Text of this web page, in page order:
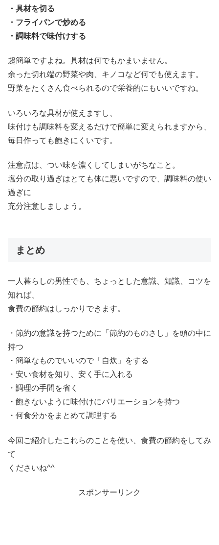
・具材を切る
・フライパンで炒める
・調味料で味付けする
超簡単ですよね。具材は何でもかまいません。
余った切れ端の野菜や肉、キノコなど何でも使えます。
野菜をたくさん食べられるので栄養的にもいいですね。
いろいろな具材が使えますし、
味付けも調味料を変えるだけで簡単に変えられますから、
毎日作っても飽きにくいです。
注意点は、つい味を濃くしてしまいがちなこと。
塩分の取り過ぎはとても体に悪いですので、調味料の使い
過ぎに
充分注意しましょう。
まとめ
一人暮らしの男性でも、ちょっとした意識、知識、コツを
知れば、
食費の節約はしっかりできます。
・節約の意識を持つために「節約のものさし」を頭の中に
持つ
・簡単なものでいいので「自炊」をする
・安い食材を知り、安く手に入れる
・調理の手間を省く
・飽きないように味付けにバリエーションを持つ
・何食分かをまとめて調理する
今回ご紹介したこれらのことを使い、食費の節約をしてみ
て
くださいね^^
スポンサーリンク